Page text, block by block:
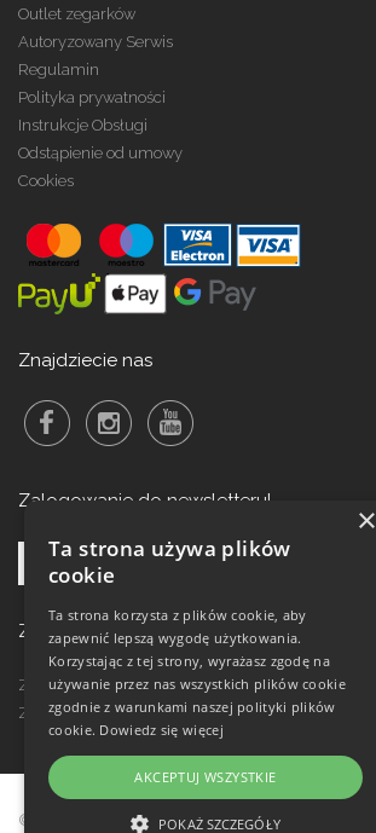
Outlet zegarków
Autoryzowany Serwis
Regulamin
Polityka prywatności
Instrukcje Obsługi
Odstąpienie od umowy
Cookies
Znajdziecie nas
Zalogowanie do newsletteru!
Zegarki w ofercie
Zegarki Festina•Zegarki Kronaby•Zegarki Jaguar
Zegarki Lotus•Zegarki Calypso
© Copyright Janeba Time Sp. z o.o. 2017-
×
Ta strona używa plików
cookie
Ta strona korzysta z plików cookie, aby
zapewnić lepszą wygodę użytkowania.
Korzystając z tej strony, wyrażasz zgodę na
używanie przez nas wszystkich plików cookie
zgodnie z warunkami naszej polityki plików
cookie. Dowiedz się więcej
AKCEPTUJ WSZYSTKIE
POKAŻ SZCZEGÓŁY